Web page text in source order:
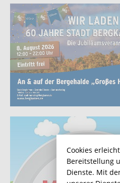
Cookies
Bereitstellung
Dienste. Mit